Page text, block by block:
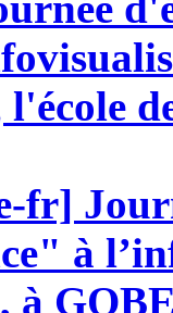
fr]
à
à